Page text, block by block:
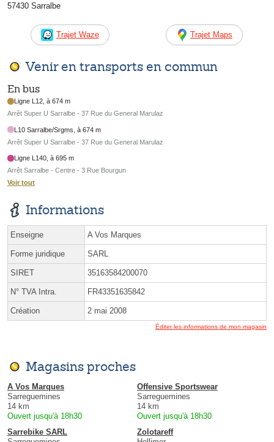
57430 Sarralbe
Trajet Waze Trajet Maps
Venir en transports en commun
En bus
Ligne L12, à 674 m
Arrêt Super U Sarralbe - 37 Rue du General Marulaz
L10 Sarralbe/Srgms, à 674 m
Arrêt Super U Sarralbe - 37 Rue du General Marulaz
Ligne L140, à 695 m
Arrêt Sarralbe - Centre - 3 Rue Bourgun
Voir tout
Informations
Enseigne A Vos Marques
Forme juridique SARL
SIRET 35163584200070
N° TVA Intra. FR43351635842
Création 2 mai 2008
Éditer les informations de mon magasin
Magasins proches
A Vos Marques
Sarreguemines
14 km
Ouvert jusqu'à 18h30
Offensive Sportswear
Sarreguemines
14 km
Ouvert jusqu'à 18h30
Sarrebike SARL
Zolotareff